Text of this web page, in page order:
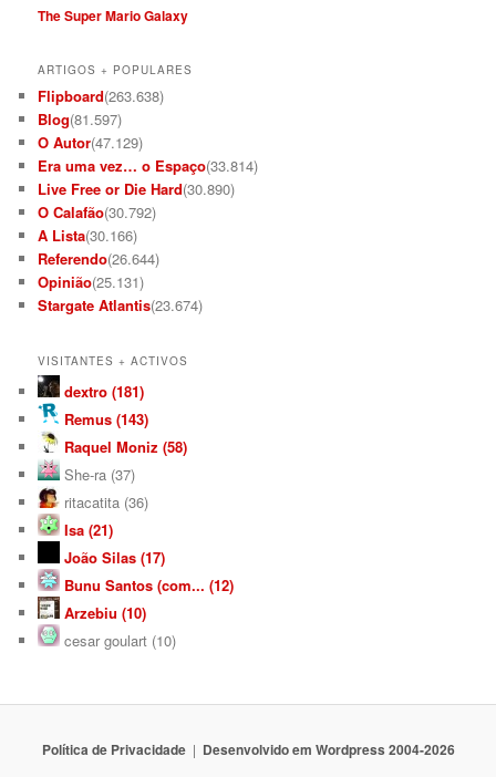
The Super Mario Galaxy
ARTIGOS + POPULARES
Flipboard(263.638)
Blog(81.597)
O Autor(47.129)
Era uma vez… o Espaço(33.814)
Live Free or Die Hard(30.890)
O Calafão(30.792)
A Lista(30.166)
Referendo(26.644)
Opinião(25.131)
Stargate Atlantis(23.674)
VISITANTES + ACTIVOS
dextro (181)
Remus (143)
Raquel Moniz (58)
She-ra (37)
ritacatita (36)
Isa (21)
João Silas (17)
Bunu Santos (com... (12)
Arzebiu (10)
cesar goulart (10)
Política de Privacidade Desenvolvido em Wordpress 2004-2026